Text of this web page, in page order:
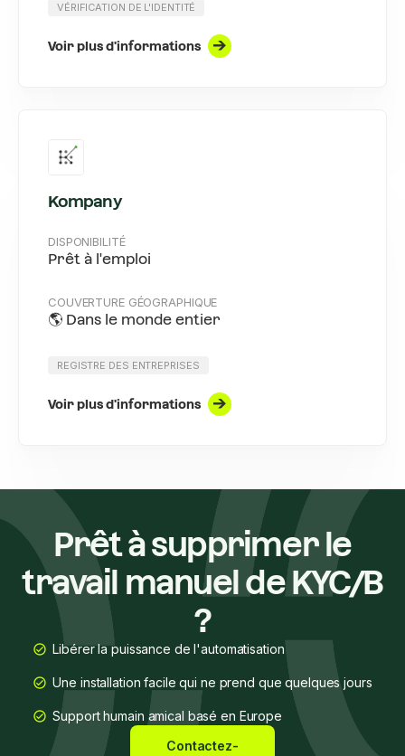
VÉRIFICATION DE L'IDENTITÉ
Voir plus d'informations
Kompany
DISPONIBILITÉ
Prêt à l'emploi
COUVERTURE GÉOGRAPHIQUE
🌎 Dans le monde entier
REGISTRE DES ENTREPRISES
Voir plus d'informations
Prêt à supprimer le
travail manuel de KYC/B
?
Libérer la puissance de l'automatisation
Une installation facile qui ne prend que quelques jours
Support humain amical basé en Europe
Contactez-